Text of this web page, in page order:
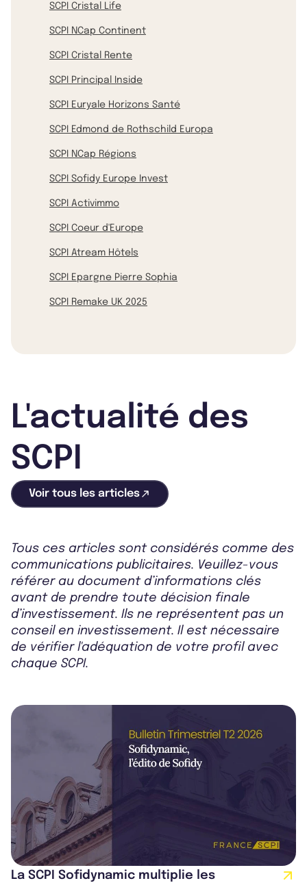
SCPI Cristal Life
SCPI NCap Continent
SCPI Cristal Rente
SCPI Principal Inside
SCPI Euryale Horizons Santé
SCPI Edmond de Rothschild Europa
SCPI NCap Régions
SCPI Sofidy Europe Invest
SCPI Activimmo
SCPI Coeur d'Europe
SCPI Atream Hôtels
SCPI Epargne Pierre Sophia
SCPI Remake UK 2025
L'actualité des
SCPI
Voir tous les articles
Tous ces articles sont considérés comme des
communications publicitaires. Veuillez-vous
référer au document d’informations clés
avant de prendre toute décision finale
d’investissement. Ils ne représentent pas un
conseil en investissement. Il est nécessaire
de vérifier l'adéquation de votre profil avec
chaque SCPI.
La SCPI Sofidynamic multiplie les